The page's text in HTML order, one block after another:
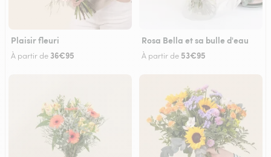
Plaisir fleuri
À partir de 36€95
Rosa Bella et sa bulle d'eau
À partir de 53€95